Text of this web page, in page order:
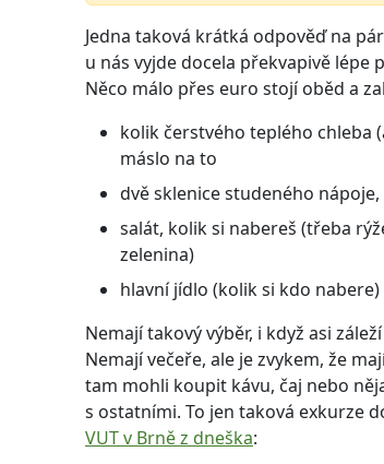
Jedna taková krátká odpověď na
u nás vyjde docela překvapivě lépe
Něco málo přes euro stojí oběd a
kolik čerstvého teplého chleba
máslo na to
dvě sklenice studeného
salát, kolik si nabereš (třeba
zelenina)
hlavní jídlo (kolik si kdo nabere)
Nemají takový výběr, i když asi
Nemají večeře, ale je zvykem, že
tam mohli koupit kávu, čaj nebo
s ostatními. To jen taková exkurze
VUT v Brně z dneška: